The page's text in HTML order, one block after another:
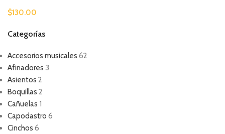
Categorías
Accesorios musicales 62
Afinadores 3
Asientos 2
Boquillas 2
Cañuelas 1
Capodastro 6
Cinchos 6
$130.00